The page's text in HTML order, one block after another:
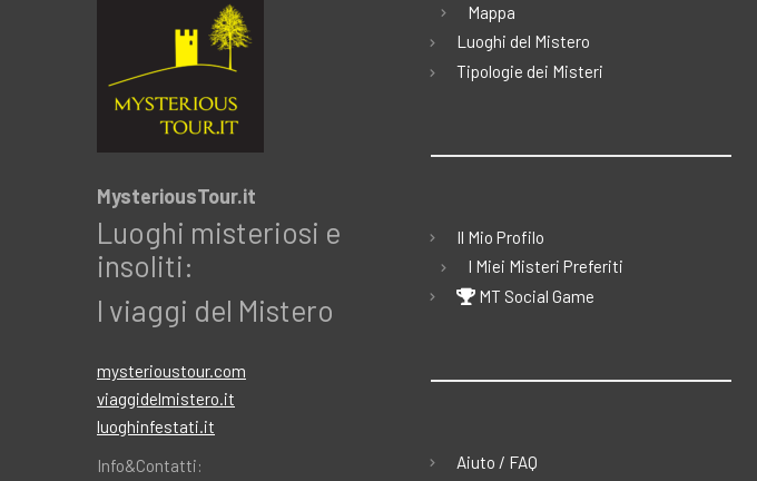
MysteriousTour.it
Luoghi misteriosi e
insoliti:
I viaggi del Mistero
mysterioustour.com
viaggidelmistero.it
luoghinfestati.it
Info&Contatti:
Mappa
Luoghi del Mistero
Tipologie dei Misteri
Il Mio Profilo
I Miei Misteri Preferiti
MT Social Game
Aiuto / FAQ